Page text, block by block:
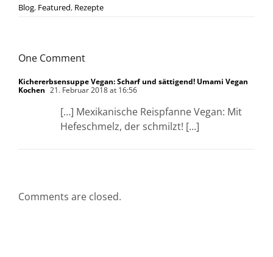
Blog, Featured, Rezepte
One Comment
Kichererbsensuppe Vegan: Scharf und sättigend! Umami Vegan
Kochen 21. Februar 2018 at 16:56
[…] Mexikanische Reispfanne Vegan: Mit
Hefeschmelz, der schmilzt! […]
Comments are closed.